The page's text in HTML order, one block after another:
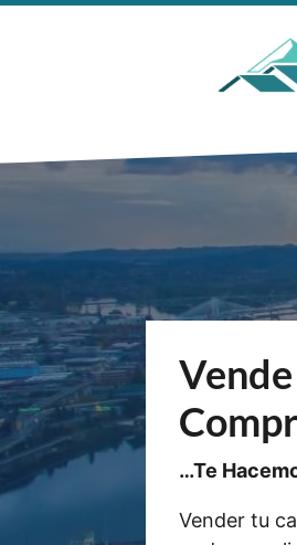
Vende
…Te
Vender tu